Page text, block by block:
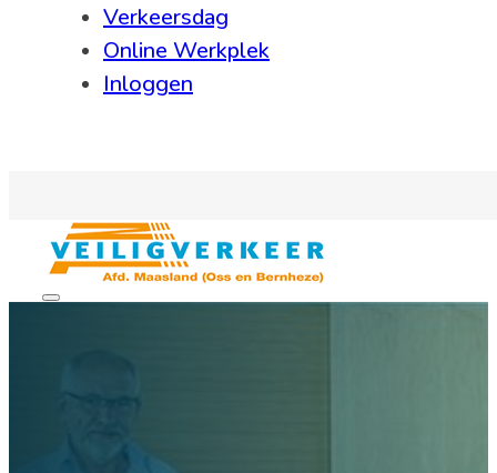
Verkeersdag
Online Werkplek
Inloggen